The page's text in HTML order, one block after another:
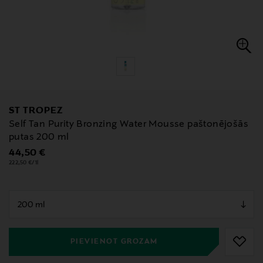
ST TROPEZ
Self Tan Purity Bronzing Water Mousse paštonējošās
putas 200 ml
Original Price
44,50 €
222,50 €/1l
PIEVIENOT GROZAM